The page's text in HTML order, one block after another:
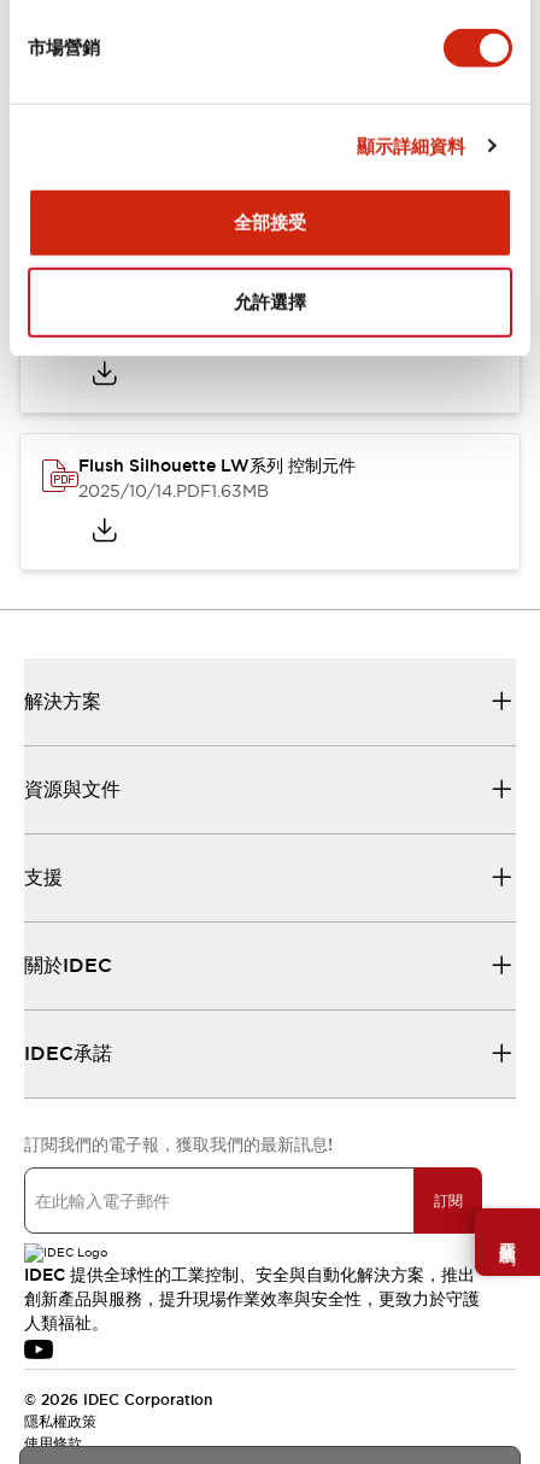
市場營銷
顯示詳細資料
全部接受
允許選擇
需要幫助嗎？
認證與標準
Flush Silhouette LW系列 控制元件 (英文版)
2025/09/19.PDF1.23MB
Flush Silhouette LW系列 控制元件
2025/10/14.PDF1.63MB
解決方案
資源與文件
支援
關於IDEC
IDEC承諾
訂閱我們的電子報，獲取我們的最新訊息!
訂閱
IDEC 提供全球性的工業控制、安全與自動化解決方案，推出
創新產品與服務，提升現場作業效率與安全性，更致力於守護
人類福祉。
© 2026 IDEC Corporation
隱私權政策
使用條款